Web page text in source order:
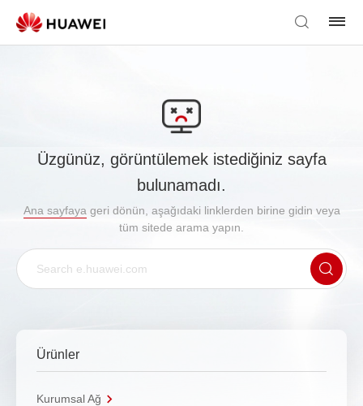
Üzgünüz, görüntülemek istediğiniz sayfa
bulunamadı.
Ana sayfaya geri dönün, aşağıdaki linklerden birine gidin veya
tüm sitede arama yapın.
Ürünler
Kurumsal Ağ